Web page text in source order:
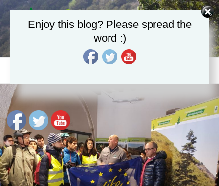
contenuto
Decisive in situ and ex situ conservation strategies to secure the
critically endangered Sicilian fir, Abies nebrodensis
Enjoy this blog? Please spread the
word :)